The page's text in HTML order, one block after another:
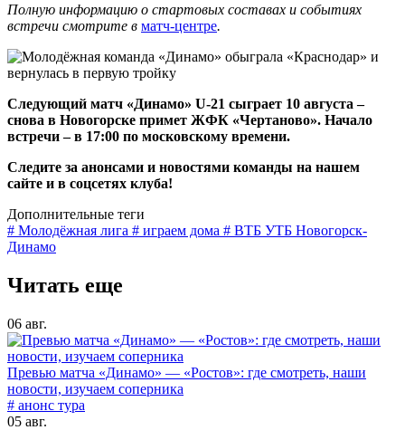
Полную информацию о стартовых составах и событиях
встречи смотрите в матч-центре.
Следующий матч «Динамо» U-21 сыграет 10 августа –
снова в Новогорске примет ЖФК «Чертаново». Начало
встречи – в 17:00 по московскому времени.
Следите за анонсами и новостями команды на нашем
сайте и в соцсетях клуба!
Дополнительные теги
# Молодёжная лига # играем дома # ВТБ УТБ Новогорск-
Динамо
Читать еще
06 авг.
Превью матча «Динамо» — «Ростов»: где смотреть, наши
новости, изучаем соперника
# анонс тура
05 авг.